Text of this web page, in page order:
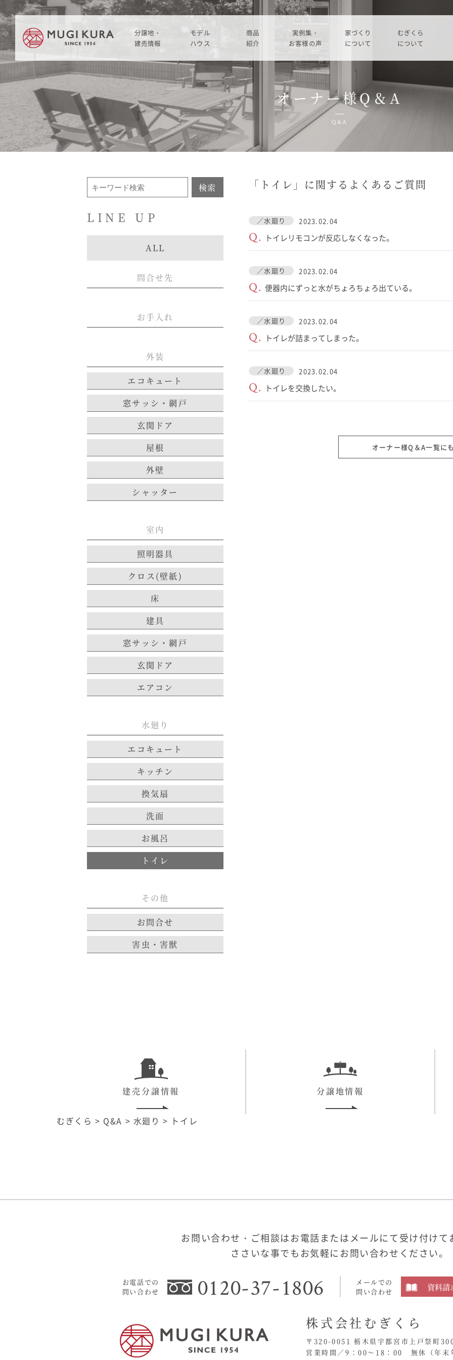
分譲地・
建売情報
建売分譲情報
分譲地情報
中古・仲介情報
モデル
ハウス
商品
紹介
商品一覧
コノイエ（規格）
Momore
平屋の家
EDIT HOUSE
実例集・
お客様の声
施工事例
お客様の声
家づくり
について
家づくりの流れ
在来工法の仕様と性能
むぎくら
について
大切にし
社長メ
HOME
分譲地・建売情報
建売分譲情報
モデルハウス
モデルハウス一覧
商品紹介
商品一覧
コノイエ（規格）
- Piatta
EDIT HOUSE
実例集・お客様の声
暮らし方紹介
家づくりの流れ
在来工法の仕様と性能
標準設備
アフターメンテナンス
イベント情報
ブログ
プライバシーポリシー
オーナー様Q＆A
Q&A
検索
LINE UP
ALL
問合せ先
お手入れ
外装
エコキュート
窓サッシ・網戸
玄関ドア
屋根
外壁
シャッター
室内
照明器具
クロス(壁紙)
床
建具
窓サッシ・網戸
玄関ドア
エアコン
水廻り
エコキュート
キッチン
換気扇
洗面
お風呂
トイレ
その他
お問合せ
害虫・害獣
「トイレ」に関するよくあるご質問
／水廻り 2023.02.04
Q. トイレリモコンが反応しなくなった。
／水廻り 2023.02.04
Q. 便器内にずっと水がちょろちょろ出ている。
／水廻り 2023.02.04
Q. トイレが詰まってしまった。
／水廻り 2023.02.04
Q. トイレを交換したい。
オーナー様Q＆A一覧に
建売分譲情報 分譲地情報
むぎくら > Q&A > 水廻り > トイレ
お問い合わせ・ご相談はお電話またはメールにて受け付けて
ささいな事でもお気軽にお問い合わせください。
お電話での
問い合わせ
0120-37-1806
メールでの
問い合わせ
資料請
株式会社むぎくら
〒320-0051 栃木県宇都宮市上戸祭町
営業時間／9：00〜18：00 無休 （年